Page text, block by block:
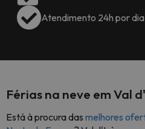
Atendimento 24h por
Férias na neve em Val
Está à procura das melhores